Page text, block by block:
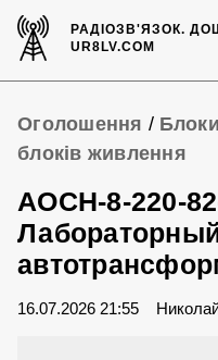
РАДІОЗВ'ЯЗОК.
UR8LV.COM
Оголошення /
блоків живлення
АОСН-8-220-
16.07.2026 21:55